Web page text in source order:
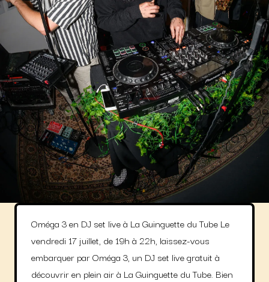
Oméga 3 en DJ set live à La Guinguette du Tube Le
vendredi 17 juillet, de 19h à 22h, laissez-vous
embarquer par Oméga 3, un DJ set live gratuit à
découvrir en plein air à La Guinguette du Tube. Bien